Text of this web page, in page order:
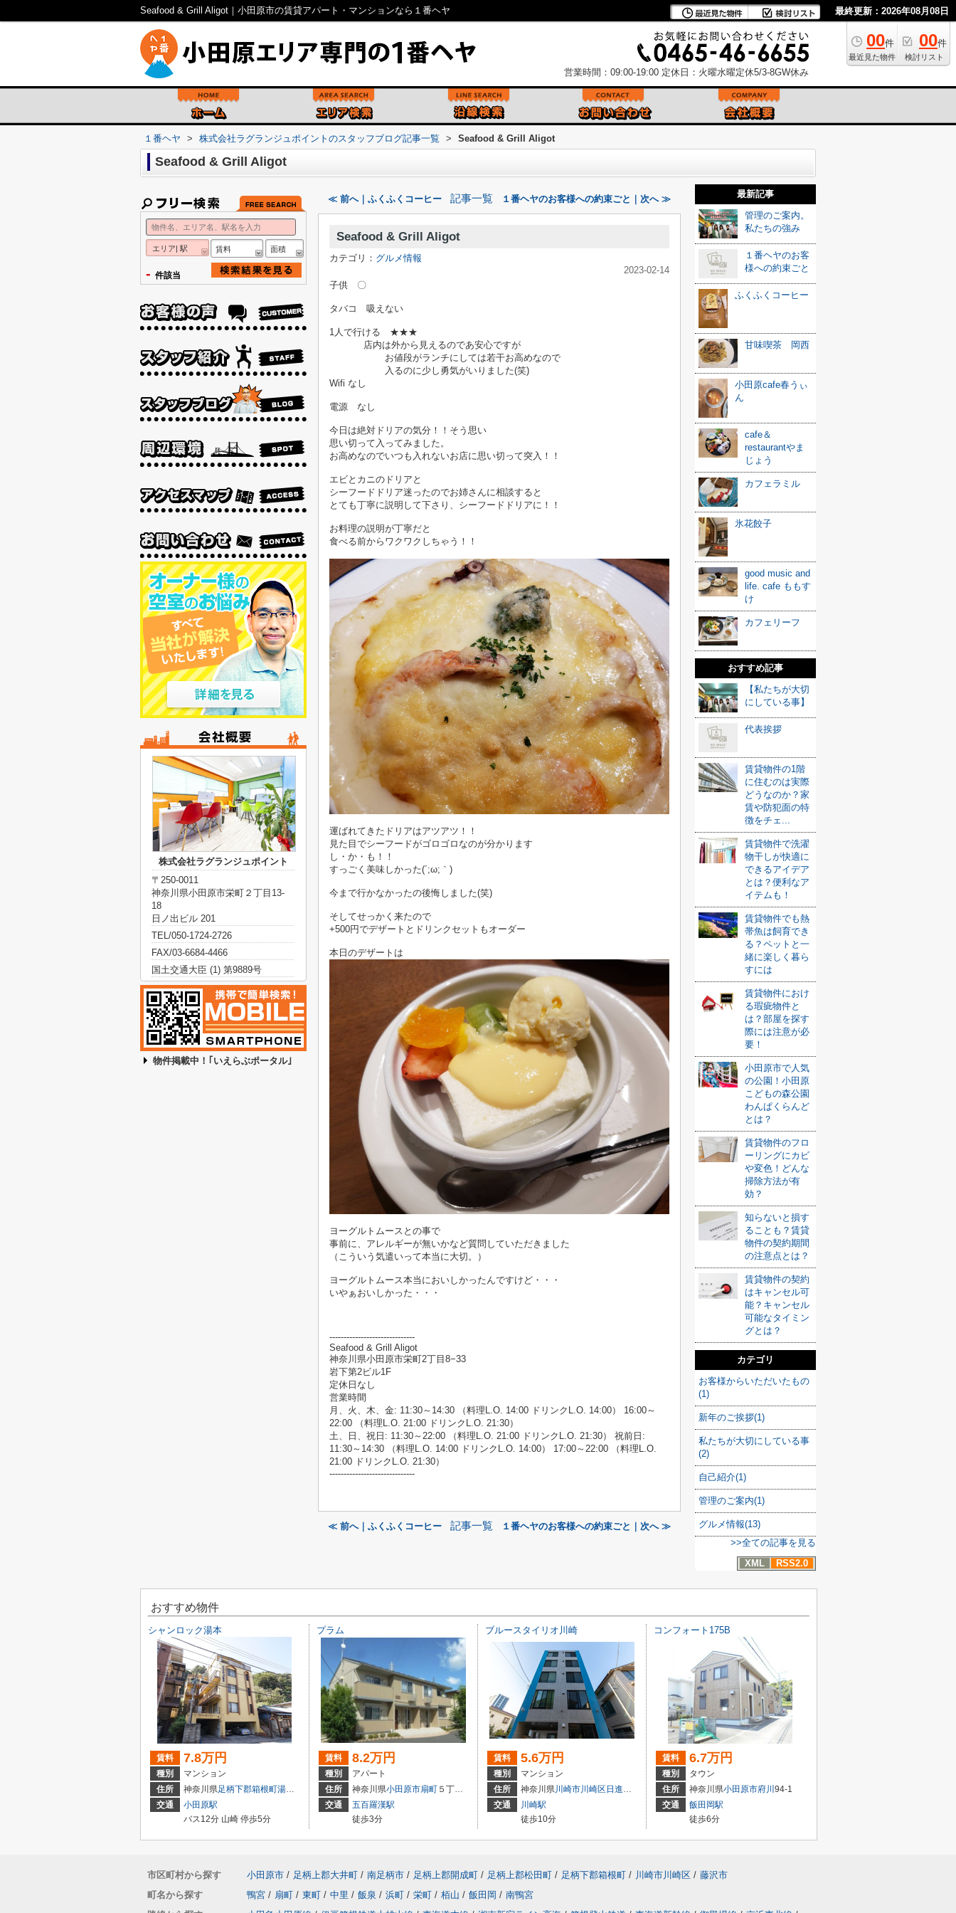
Seafood & Grill Aligot｜小田原市の賃貸アパート・マンションなら１番ヘヤ 最終更新：2026年08月08日
00件
最近見た物件
00件
検討リスト
営業時間：09:00-19:00 定休日：火曜水曜定休5/3-8GW休み
１番ヘヤ > 株式会社ラグランジュポイントのスタッフブログ記事一覧 > Seafood & Grill Aligot
Seafood & Grill Aligot
≪ 前へ｜ふくふくコーヒー 記事一覧 １番ヘヤのお客様への約束ごと｜次へ ≫
Seafood & Grill Aligot
カテゴリ： グルメ情報
2023-02-14
子供 〇
タバコ 吸えない
1人で行ける ★★★
店内は外から見えるのであ安心ですが
お値段がランチにしては若干お高めなので
入るのに少し勇気がいりました(笑)
Wifi なし
電源 なし
今日は絶対ドリアの気分！！そう思い
思い切って入ってみました。
お高めなのでいつも入れないお店に思い切って突入！！
エビとカニのドリアと
シーフードドリア迷ったのでお姉さんに相談すると
とても丁寧に説明して下さり、シーフードドリアに！！
お料理の説明が丁寧だと
食べる前からワクワクしちゃう！！
運ばれてきたドリアはアツアツ！！
見た目でシーフードがゴロゴロなのが分かります
し・か・も！！
すっごく美味しかった(´;ω;｀)
今まで行かなかったの後悔しました(笑)
そしてせっかく来たので
+500円でデザートとドリンクセットもオーダー
本日のデザートは
ヨーグルトムースとの事で
事前に、アレルギーが無いかなど質問していただきました
（こういう気遣いって本当に大切。）
ヨーグルトムース本当においしかったんですけど・・・
いやぁおいしかった・・・
------------------------------
Seafood & Grill Aligot
神奈川県小田原市栄町2丁目8−33
岩下第2ビル1F
定休日なし
営業時間
月、火、木、金: 11:30～14:30 （料理L.O. 14:00 ドリンクL.O. 14:00） 16:00～
22:00 （料理L.O. 21:00 ドリンクL.O. 21:30）
土、日、祝日: 11:30～22:00 （料理L.O. 21:00 ドリンクL.O. 21:30） 祝前日:
11:30～14:30 （料理L.O. 14:00 ドリンクL.O. 14:00） 17:00～22:00 （料理L.O.
21:00 ドリンクL.O. 21:30）
------------------------------
≪ 前へ｜ふくふくコーヒー 記事一覧 １番ヘヤのお客様への約束ごと｜次へ ≫
最新記事
管理のご案内。
私たちの強み
１番ヘヤのお客
様への約束ごと
ふくふくコーヒー
甘味喫茶 岡西
小田原cafe春うぃ
ん
cafe＆
restaurantやま
じょう
カフェラミル
氷花餃子
good music and
life. cafe ももす
け
カフェリーフ
おすすめ記事
【私たちが大切
にしている事】
代表挨拶
賃貸物件の1階
に住むのは実際
どうなのか？家
賃や防犯面の特
徴をチェ...
賃貸物件で洗濯
物干しが快適に
できるアイデア
とは？便利なア
イテムも！
賃貸物件でも熱
帯魚は飼育でき
る？ペットと一
緒に楽しく暮ら
すには
賃貸物件におけ
る瑕疵物件と
は？部屋を探す
際には注意が必
要！
小田原市で人気
の公園！小田原
こどもの森公園
わんぱくらんど
とは？
賃貸物件のフロ
ーリングにカビ
や変色！どんな
掃除方法が有
効？
知らないと損す
ることも？賃貸
物件の契約期間
の注意点とは？
賃貸物件の契約
はキャンセル可
能？キャンセル
可能なタイミン
グとは？
カテゴリ
お客様からいただいたもの
(1)
新年のご挨拶(1)
私たちが大切にしている事
(2)
自己紹介(1)
管理のご案内(1)
グルメ情報(13)
>>全ての記事を見る
XML
RSS2.0
エリア| 駅 賃料 面積
- 件該当
株式会社ラグランジュポイント
〒250-0011
神奈川県小田原市栄町２丁目13-
18
日ノ出ビル 201
TEL/050-1724-2726
FAX/03-6684-4466
国土交通大臣 (1) 第9889号
物件掲載中！｢いえらぶポータル｣
おすすめ物件
シャンロック湯本
賃料 7.8万円
種別
マンション
住所
神奈川県足柄下郡箱根町湯本
962
交通
小田原駅
バス12分 山崎 停歩5分
プラム
賃料 8.2万円
種別
アパート
住所
神奈川県小田原市扇町 ５丁目25-43-1
交通
五百羅漢駅
徒歩3分
ブルースタイリオ川崎
賃料 5.6万円
種別
マンション
住所
神奈川県川崎市川崎区 日進町
10-14
交通
川崎駅
徒歩10分
コンフォート175B
賃料 6.7万円
種別
タウン
住所
神奈川県小田原市府川 94-1
交通
飯田岡駅
徒歩6分
市区町村から探す 小田原市 / 足柄上郡大井町 / 南足柄市 / 足柄上郡開成町 / 足柄上郡松田町 / 足柄下郡箱根町 / 川崎市川崎区 / 藤沢市
町名から探す
鴨宮 / 扇町 / 東町 / 中里 / 飯泉 / 浜町 / 栄町 / 栢山 / 飯田岡 / 南鴨宮